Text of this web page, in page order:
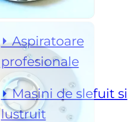
pardoseli
⏵ Aspiratoare
profesionale
⏵ Masini de slefuit si
lustruit